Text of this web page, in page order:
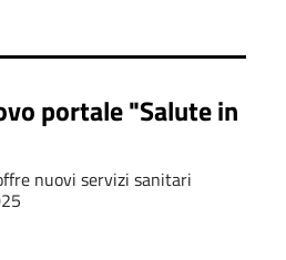
portale "Salute in
nuovi servizi sanitari